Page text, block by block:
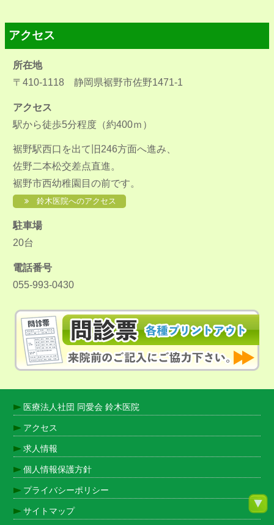
アクセス
所在地
〒410-1118 静岡県裾野市佐野1471-1
アクセス
駅から徒歩5分程度（約400ｍ）
裾野駅西口を出て旧246方面へ進み、
佐野二本松交差点直進。
裾野市西幼稚園目の前です。
鈴木医院へのアクセス
駐車場
20台
電話番号
055-993-0430
医療法人社団 同愛会 鈴木医院
アクセス
求人情報
個人情報保護方針
プライバシーポリシー
サイトマップ